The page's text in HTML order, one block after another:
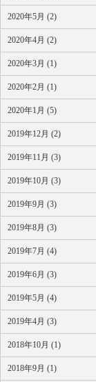
2020年5月 (2)
2020年4月 (2)
2020年3月 (1)
2020年2月 (1)
2020年1月 (5)
2019年12月 (2)
2019年11月 (3)
2019年10月 (3)
2019年9月 (3)
2019年8月 (3)
2019年7月 (4)
2019年6月 (3)
2019年5月 (4)
2019年4月 (3)
2018年10月 (1)
2018年9月 (1)